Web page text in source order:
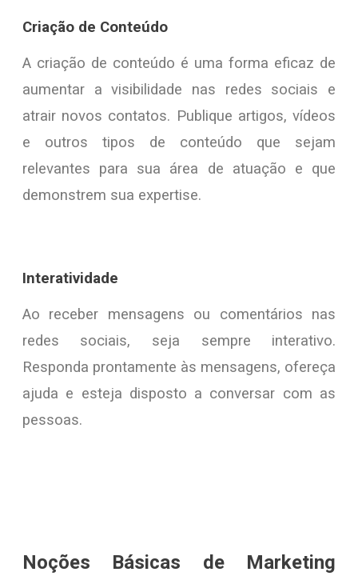
Criação de Conteúdo
A criação de conteúdo é uma forma eficaz de
aumentar a visibilidade nas redes sociais e
atrair novos contatos. Publique artigos, vídeos
e outros tipos de conteúdo que sejam
relevantes para sua área de atuação e que
demonstrem sua expertise.
Interatividade
Ao receber mensagens ou comentários nas
redes sociais, seja sempre interativo.
Responda prontamente às mensagens, ofereça
ajuda e esteja disposto a conversar com as
pessoas.
Noções Básicas de Marketing